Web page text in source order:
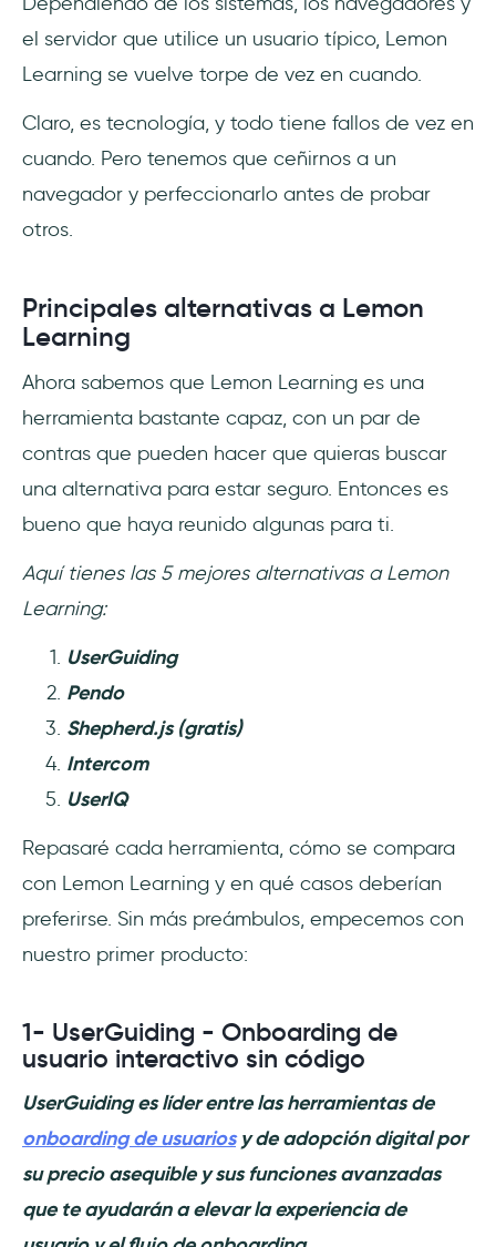
el servidor que utilice un usuario típico, Lemon
Learning se vuelve torpe de vez en cuando.
Claro, es tecnología, y todo tiene fallos de vez en
cuando. Pero tenemos que ceñirnos a un
navegador y perfeccionarlo antes de probar
otros.
Principales alternativas a Lemon
Learning
Ahora sabemos que Lemon Learning es una
herramienta bastante capaz, con un par de
contras que pueden hacer que quieras buscar
una alternativa para estar seguro. Entonces es
bueno que haya reunido algunas para ti.
Aquí tienes las 5 mejores alternativas a Lemon
Learning:
UserGuiding
Pendo
Shepherd.js (gratis)
Intercom
UserIQ
Repasaré cada herramienta, cómo se compara
con Lemon Learning y en qué casos deberían
preferirse. Sin más preámbulos, empecemos con
nuestro primer producto:
1- UserGuiding - Onboarding de
usuario interactivo sin código
UserGuiding es líder entre las herramientas de
onboarding de usuariosy de adopción digital por
su precio asequible y sus funciones avanzadas
que te ayudarán a elevar la experiencia de